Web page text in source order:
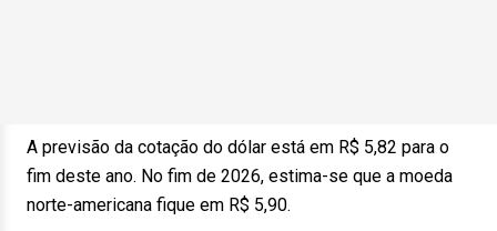
A previsão da cotação do dólar está em R$ 5,82 para o
fim deste ano. No fim de 2026, estima-se que a moeda
norte-americana fique em R$ 5,90.